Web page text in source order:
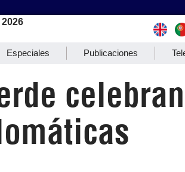
Especiales Publicaciones